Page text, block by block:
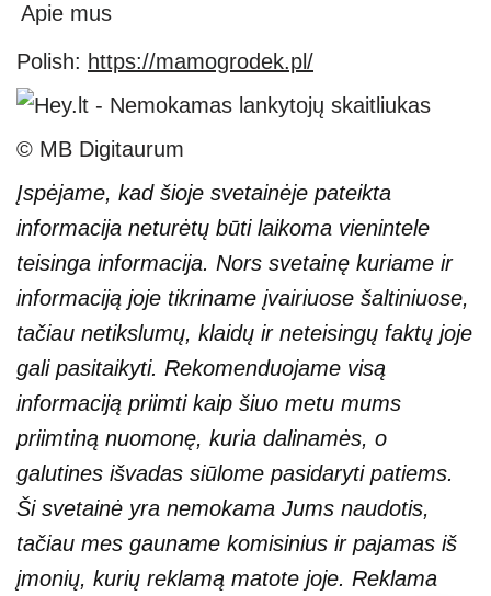
Apie mus
Polish: https://mamogrodek.pl/
© MB Digitaurum
Įspėjame, kad šioje svetainėje pateikta
informacija neturėtų būti laikoma vienintele
teisinga informacija. Nors svetainę kuriame ir
informaciją joje tikriname įvairiuose šaltiniuose,
tačiau netikslumų, klaidų ir neteisingų faktų joje
gali pasitaikyti. Rekomenduojame visą
informaciją priimti kaip šiuo metu mums
priimtiną nuomonę, kuria dalinamės, o
galutines išvadas siūlome pasidaryti patiems.
Ši svetainė yra nemokama Jums naudotis,
tačiau mes gauname komisinius ir pajamas iš
įmonių, kurių reklamą matote joje. Reklama